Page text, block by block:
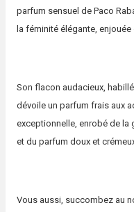
parfum sensuel de Paco
la féminité élégante,
Son flacon audacieux,
dévoile un parfum frais aux
exceptionnelle, enrobé de la
et du parfum doux et
Vous aussi, succombez au